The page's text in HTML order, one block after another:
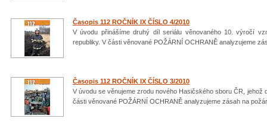
Časopis 112 ROČNÍK IX ČÍSLO 4/2010
V úvodu přinášíme druhý díl seriálu věnovaného 10. výročí
republiky. V části věnované POŽÁRNÍ OCHRANĚ analyzujeme
Časopis 112 ROČNÍK IX ČÍSLO 3/2010
V úvodu se věnujeme zrodu nového Hasičského sboru ČR, jehož
části věnované POŽÁRNÍ OCHRANĚ analyzujeme zásah na